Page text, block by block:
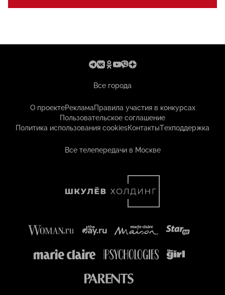
Все города
О проектеРекламаПравила участия в конкурсах
Пользовательское соглашение
Политика использования cookiesКонтактыТехподдержка
Все телепередачи в Москве